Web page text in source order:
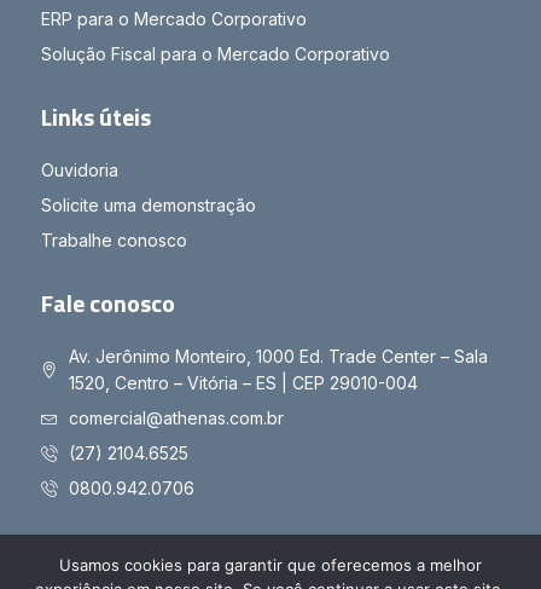
ERP para o Mercado Corporativo
Solução Fiscal para o Mercado Corporativo
Links úteis
Ouvidoria
Solicite uma demonstração
Trabalhe conosco
Fale conosco
Av. Jerônimo Monteiro, 1000 Ed. Trade Center – Sala
1520, Centro – Vitória – ES | CEP 29010-004
comercial@athenas.com.br
(27) 2104.6525
0800.942.0706
Usamos cookies para garantir que oferecemos a melhor